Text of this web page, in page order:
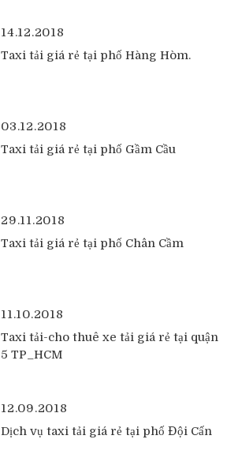
14.12.2018
Taxi tải giá rẻ tại phố Hàng Hòm.
03.12.2018
Taxi tải giá rẻ tại phố Gầm Cầu
29.11.2018
Taxi tải giá rẻ tại phố Chân Cầm
11.10.2018
Taxi tải-cho thuê xe tải giá rẻ tại quận
5 TP_HCM
12.09.2018
Dịch vụ taxi tải giá rẻ tại phố Đội Cấn